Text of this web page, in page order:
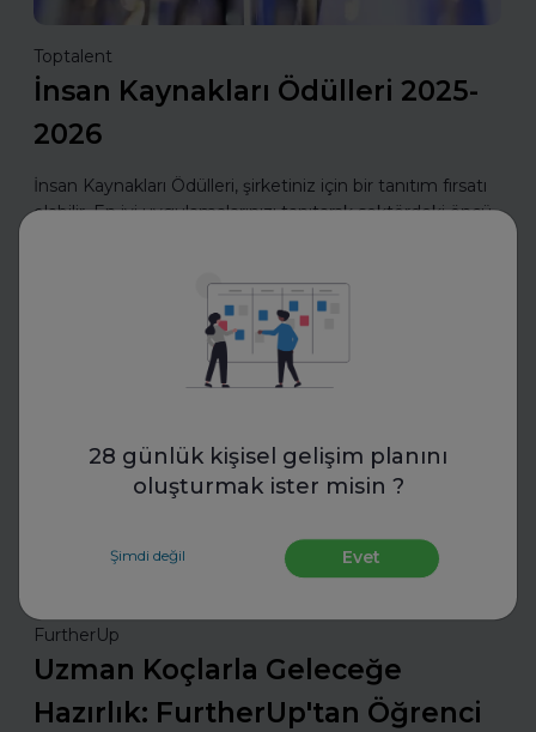
28 günlük kişisel gelişim planını
oluşturmak ister misin ?
Şimdi değil Evet
Toptalent
İnsan Kaynakları Ödülleri 2025-
2026
İnsan Kaynakları Ödülleri, şirketiniz için bir tanıtım fırsatı
olabilir. En iyi uygulamalarınızı tanıtarak sektördeki öncü
FurtherUp
Uzman Koçlarla Geleceğe
Hazırlık: FurtherUp'tan Öğrenci